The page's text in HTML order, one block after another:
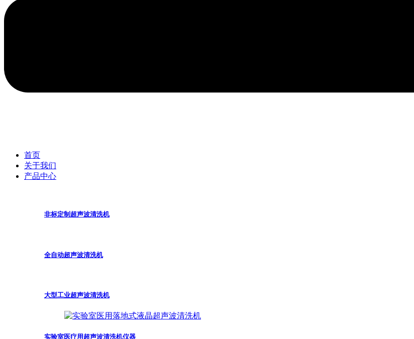
首页
关于我们
产品中心
非标定制超声波清洗机
全自动超声波清洗机
大型工业超声波清洗机
实验室医疗用超声波清洗机仪器